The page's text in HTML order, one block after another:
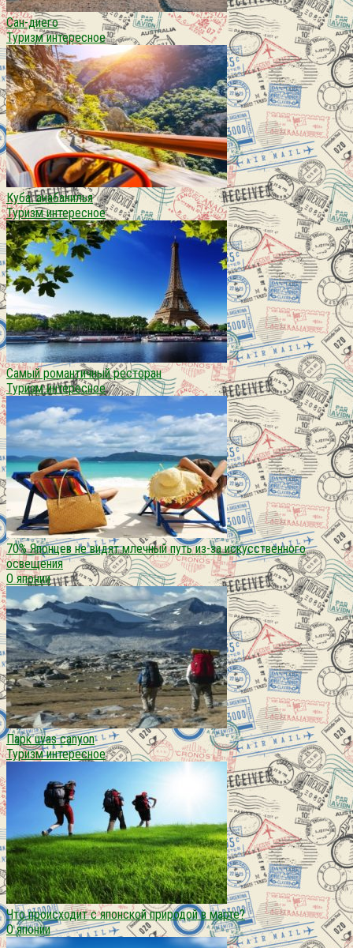
Сан-диего
Туризм интересное
Куба. анабанилья
Туризм интересное
Самый романтичный ресторан
Туризм интересное
70% Японцев не видят млечный путь из-за искусственного
освещения
О японии
Парк uvas canyon
Туризм интересное
Что происходит с японской природой в марте?
О японии